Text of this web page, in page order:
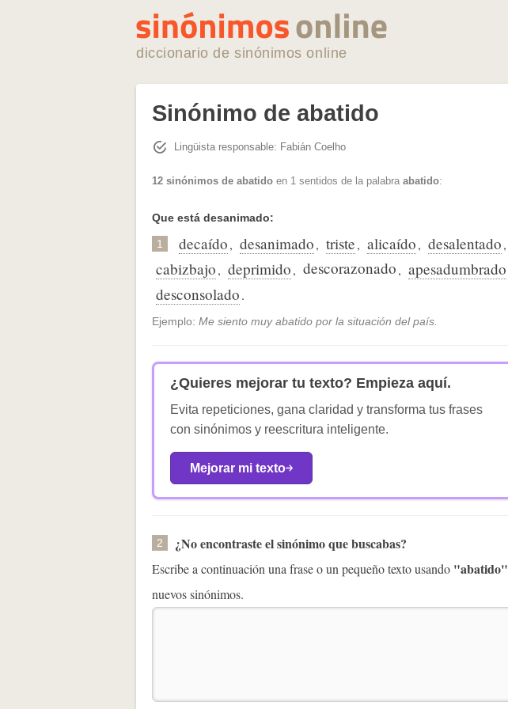
diccionario de sinónimos online
Sinónimo de abatido
Lingüista responsable: Fabián Coelho
12 sinónimos de abatido en 1 sentidos de la palabra abatido:
Que está desanimado:
1 decaído, desanimado, triste, alicaído, desalentado,
cabizbajo, deprimido, descorazonado, apesadumbrado
desconsolado.
Ejemplo: Me siento muy abatido por la situación del país.
¿Quieres mejorar tu texto? Empieza aquí.
Evita repeticiones, gana claridad y transforma tus frases
con sinónimos y reescritura inteligente.
Mejorar mi texto
2 ¿No encontraste el sinónimo que buscabas?
Escribe a continuación una frase o un pequeño texto usando "abatido"
nuevos sinónimos.